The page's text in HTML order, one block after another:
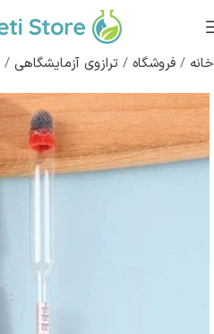
خانه / فروشگاه / ترازوی آزمایشگاهی /